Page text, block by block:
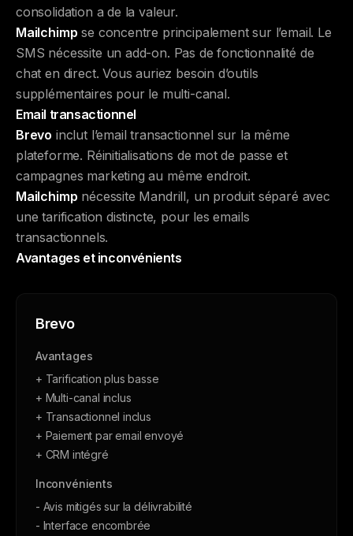
consolidation a de la valeur.
Mailchimp se concentre principalement sur l’email. Le
SMS nécessite un add-on. Pas de fonctionnalité de
chat en direct. Vous auriez besoin d’outils
supplémentaires pour le multi-canal.
Email transactionnel
Brevo inclut l’email transactionnel sur la même
plateforme. Réinitialisations de mot de passe et
campagnes marketing au même endroit.
Mailchimp nécessite Mandrill, un produit séparé avec
une tarification distincte, pour les emails
transactionnels.
Avantages et inconvénients
Brevo
Avantages
+ Tarification plus basse
+ Multi-canal inclus
+ Transactionnel inclus
+ Paiement par email envoyé
+ CRM intégré
Inconvénients
- Avis mitigés sur la délivrabilité
- Interface encombrée